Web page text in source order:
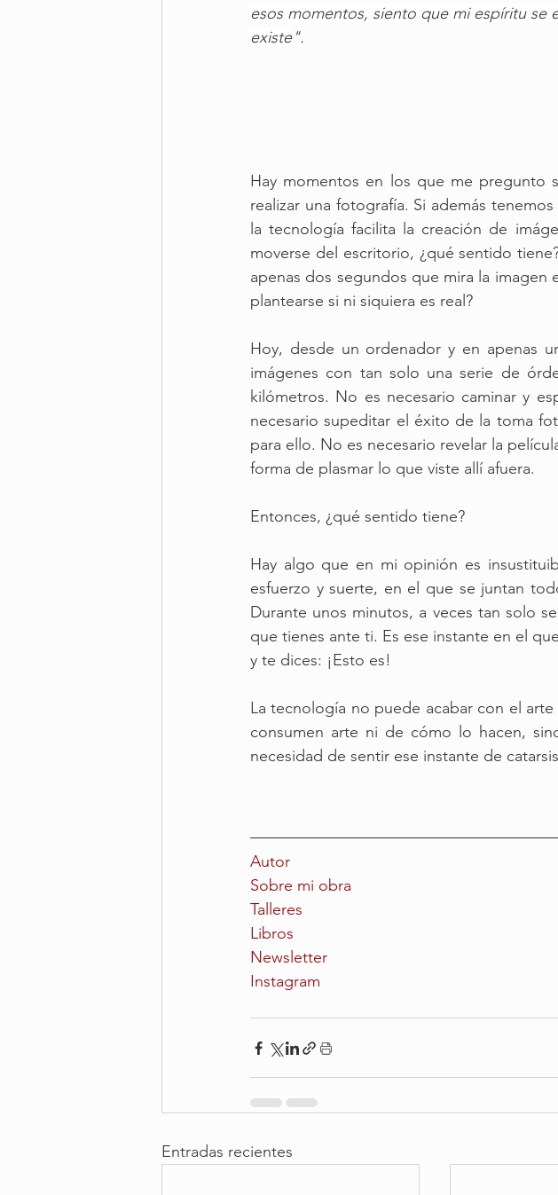
esos momentos, siento que mi espíritu
existe".
Hay momentos en los que me pregunto
realizar una fotografía. Si además
la tecnología facilita la creación de
moverse del escritorio, ¿qué sentido
apenas dos segundos que mira la imagen
plantearse si ni siquiera es real?
Hoy, desde un ordenador y en apenas
imágenes con tan solo una serie de
kilómetros. No es necesario caminar y
necesario supeditar el éxito de la toma
para ello. No es necesario revelar la
forma de plasmar lo que viste allí afuera.
Entonces, ¿qué sentido tiene?
Hay algo que en mi opinión es
esfuerzo y suerte, en el que se juntan
Durante unos minutos, a veces tan solo
que tienes ante ti. Es ese instante en el
y te dices: ¡Esto es!
La tecnología no puede acabar con el
consumen arte ni de cómo lo hacen,
necesidad de sentir ese instante de
Autor
Sobre mi obra
Talleres
Libros
Newsletter
Instagram
Entradas recientes